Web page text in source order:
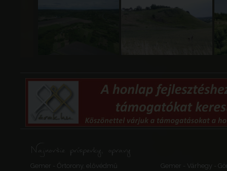
Najnovšie príspevky, opravy
Gemer - Őrtorony, elővédmű
Gemer - Várhegy -